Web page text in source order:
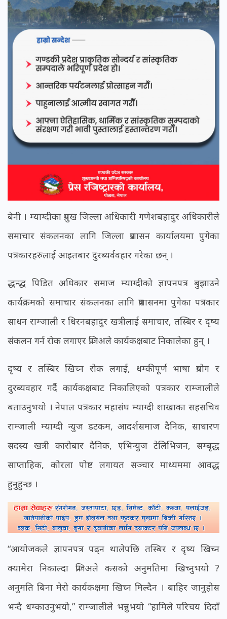
बेनी । म्याग्दीका प्रमुख जिल्ला अधिकारी गणेशबहादुर अधिकारीले
समाचार संकलनका लागि जिल्ला प्रशासन कार्यालयमा पुगेका
पत्रकारहरुलाई आइतबार दुरब्यर्ववहार गरेका छन् ।
द्धन्द्ध पिडित अधिकार समाज म्याग्दीको ज्ञापनपत्र बुझाउने
कार्यक्रमको समाचार संकलनका लागि प्रशासनमा पुगेका पत्रकार
साधन राम्जाली र धिरनबहादुर खत्रीलाई समाचार, तस्बिर र दृष्य
संकलन गर्न रोक लगाएर प्रजिअले कार्यकक्षबाट निकालेका हुन् ।
दृष्य र तस्बिर खिच्न रोक लगाई, धम्कीपूर्ण भाषा प्रयोग र
दुरब्यवहार गर्दै कार्यकक्षबाट निकालिएको पत्रकार राम्जालीले
बताउनुभयो । नेपाल पत्रकार महासंघ म्याग्दी शाखाका सहसचिव
राम्जाली म्याग्दी न्युज डटकम, आदर्शसमाज दैनिक, साधारण
सदस्य खत्री कारोबार दैनिक, एभिन्युज टेलिभिजन, सम्बृद्ध
साप्ताहिक, कोरला पोष्ट लगायत सञ्चार माध्यममा आवद्ध
हुनुहुन्छ ।
“आयोजकले ज्ञापनपत्र पढ्न थालेपछि तस्बिर र दृष्य खिच्न
क्यामेरा निकाल्दा प्रजिअले कसको अनुमतिमा खिच्नुभयो ?
अनुमति बिना मेरो कार्यकक्षमा खिच्न मिल्दैन । बाहिर जानुहोस
भन्दै धम्काउनुभयो,” राम्जालीले भन्नुभयो “हामिले परिचय दिदाँ